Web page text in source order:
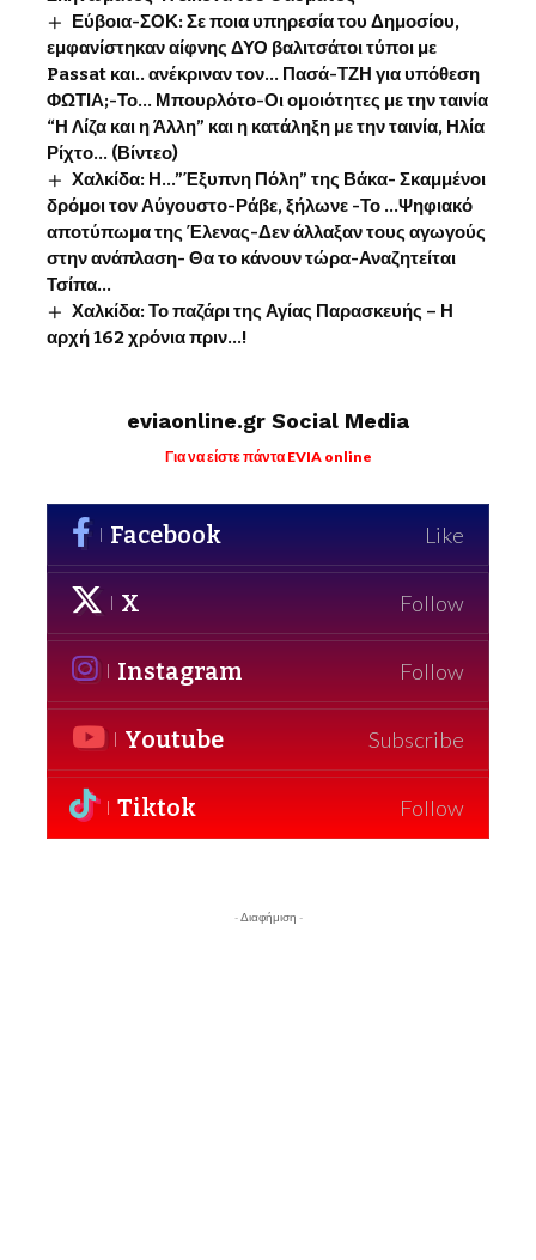
Εύβοια-ΣΟΚ: Σε ποια υπηρεσία του Δημοσίου,
εμφανίστηκαν αίφνης ΔΥΟ βαλιτσάτοι τύποι με
Passat και.. ανέκριναν τον… Πασά-ΤΖΗ για υπόθεση
ΦΩΤΙΑ;-Το… Μπουρλότο-Οι ομοιότητες με την ταινία
“Η Λίζα και η Άλλη” και η κατάληξη με την ταινία, Ηλία
Ρίχτο… (Βίντεο)
Χαλκίδα: Η…”Έξυπνη Πόλη” της Βάκα- Σκαμμένοι
δρόμοι τον Αύγουστο-Ράβε, ξήλωνε -Το …Ψηφιακό
αποτύπωμα της Έλενας-Δεν άλλαξαν τους αγωγούς
στην ανάπλαση- Θα το κάνουν τώρα-Αναζητείται
Τσίπα…
Χαλκίδα: Το παζάρι της Αγίας Παρασκευής – Η
αρχή 162 χρόνια πριν…!
eviaonline.gr Social Media
Για να είστε πάντα EVIA online
Facebook Like
X Follow
Instagram Follow
Youtube Subscribe
Tiktok Follow
- Διαφήμιση -